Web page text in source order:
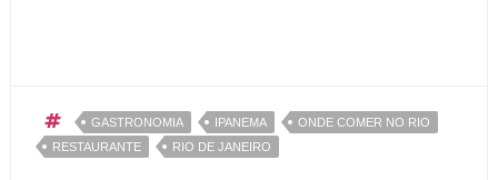
GASTRONOMIA IPANEMA
ONDE COMER NO RIO
RESTAURANTE
RIO DE JANEIRO